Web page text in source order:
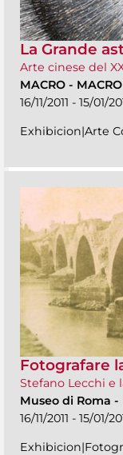
La Grande
Arte cinese del
MACRO -
16/11/2011 - 15/01/
Exhibicion|Arte
Fotografare
Stefano Lecchi e
Museo di Roma -
16/11/2011 - 15/01/